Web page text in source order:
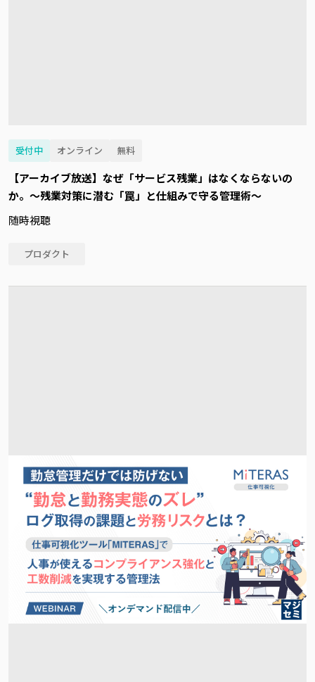
受付中 オンライン 無料
【アーカイブ放送】なぜ「サービス残業」はなくならないの
か。～残業対策に潜む「罠」と仕組みで守る管理術～
随時視聴
プロダクト